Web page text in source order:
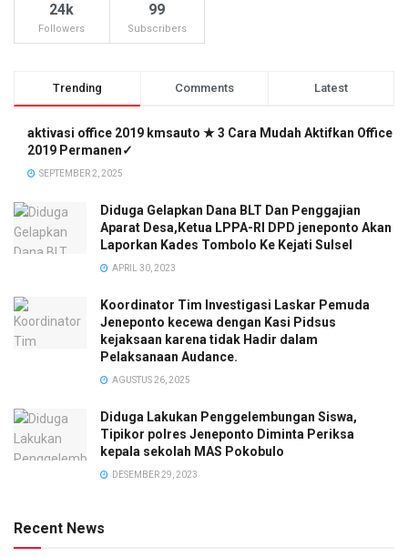
24k
Followers
99
Subscribers
Trending Comments Latest
aktivasi office 2019 kmsauto ★ 3 Cara Mudah Aktifkan Office
2019 Permanen✓
SEPTEMBER 2, 2025
Diduga Gelapkan Dana BLT Dan Penggajian
Aparat Desa,Ketua LPPA-RI DPD jeneponto Akan
Laporkan Kades Tombolo Ke Kejati Sulsel
APRIL 30, 2023
Koordinator Tim Investigasi Laskar Pemuda
Jeneponto kecewa dengan Kasi Pidsus
kejaksaan karena tidak Hadir dalam
Pelaksanaan Audance.
AGUSTUS 26, 2025
Diduga Lakukan Penggelembungan Siswa,
Tipikor polres Jeneponto Diminta Periksa
kepala sekolah MAS Pokobulo
DESEMBER 29, 2023
Recent News